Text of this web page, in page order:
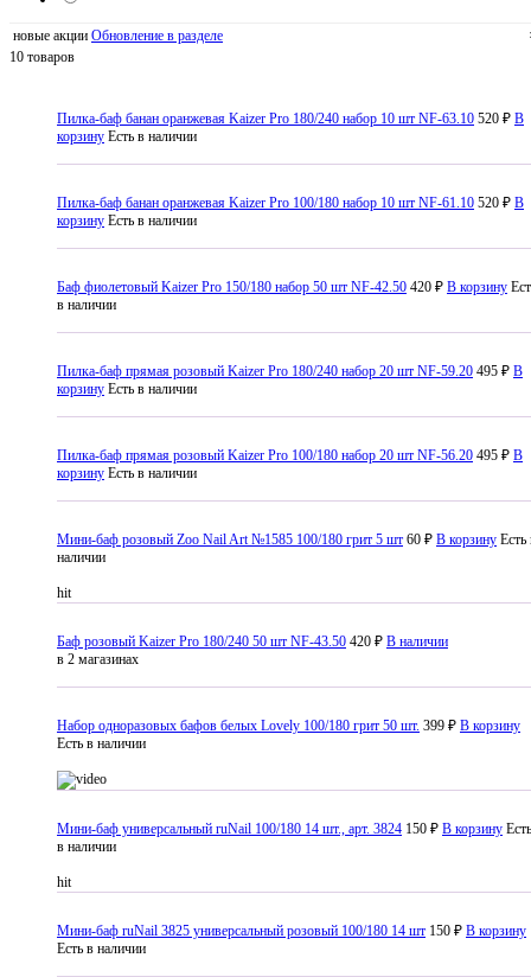
новые акции Обновление в разделе
10 товаров
Пилка-баф банан оранжевая Kaizer Pro 180/240 набор 10 шт NF-63.10 520 ₽ В
корзину Есть в наличии
Пилка-баф банан оранжевая Kaizer Pro 100/180 набор 10 шт NF-61.10 520 ₽ В
корзину Есть в наличии
Баф фиолетовый Kaizer Pro 150/180 набор 50 шт NF-42.50 420 ₽ В корзину
в наличии
Пилка-баф прямая розовый Kaizer Pro 180/240 набор 20 шт NF-59.20 495 ₽ В
корзину Есть в наличии
Пилка-баф прямая розовый Kaizer Pro 100/180 набор 20 шт NF-56.20 495 ₽ В
корзину Есть в наличии
Мини-баф розовый Zoo Nail Art №1585 100/180 грит 5 шт 60 ₽ В корзину Есть
наличии
hit
Баф розовый Kaizer Pro 180/240 50 шт NF-43.50 420 ₽ В наличии
в 2 магазинах
Набор одноразовых бафов белых Lovely 100/180 грит 50 шт. 399 ₽ В корзину
Есть в наличии
Мини-баф универсальный ruNail 100/180 14 шт., арт. 3824 150 ₽ В корзину Есть
в наличии
hit
Мини-баф ruNail 3825 универсальный розовый 100/180 14 шт 150 ₽ В корзину
Есть в наличии